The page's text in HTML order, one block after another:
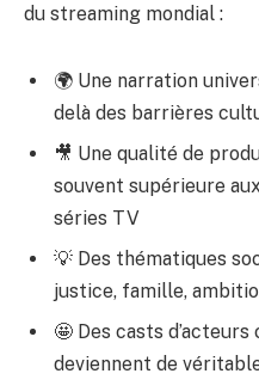
du streaming mondial :
🌍 Une narration
delà des barrières
🎥 Une qualité de
souvent supérieure
séries TV
💡 Des thématiques
justice, famille,
🤩 Des casts
deviennent de